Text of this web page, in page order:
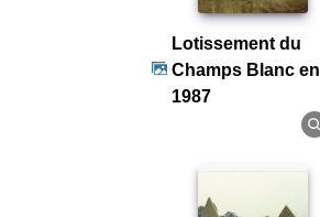
Lotissement du
Champs Blanc en
1987